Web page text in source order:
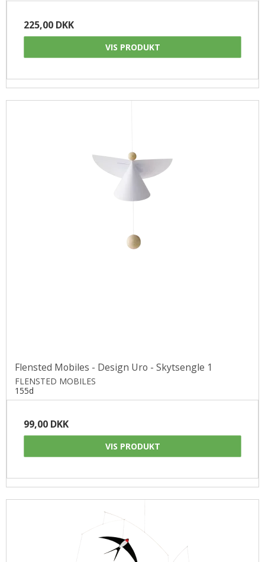
225,00 DKK
VIS PRODUKT
Flensted Mobiles - Design Uro - Skytsengle 1
FLENSTED MOBILES
155d
99,00 DKK
VIS PRODUKT